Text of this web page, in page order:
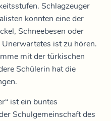
Schlagzeuger
konnten eine der
Schneebesen oder
ist zu hören.
mit der türkischen
Schülerin hat die
ist ein buntes
Schulgemeinschaft des